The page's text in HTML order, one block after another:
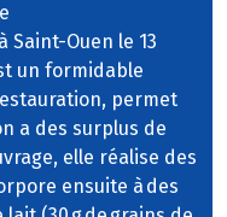
Saint-Ouen le 13
un formidable
permet
a des surplus de
elle réalise des
ensuite à des